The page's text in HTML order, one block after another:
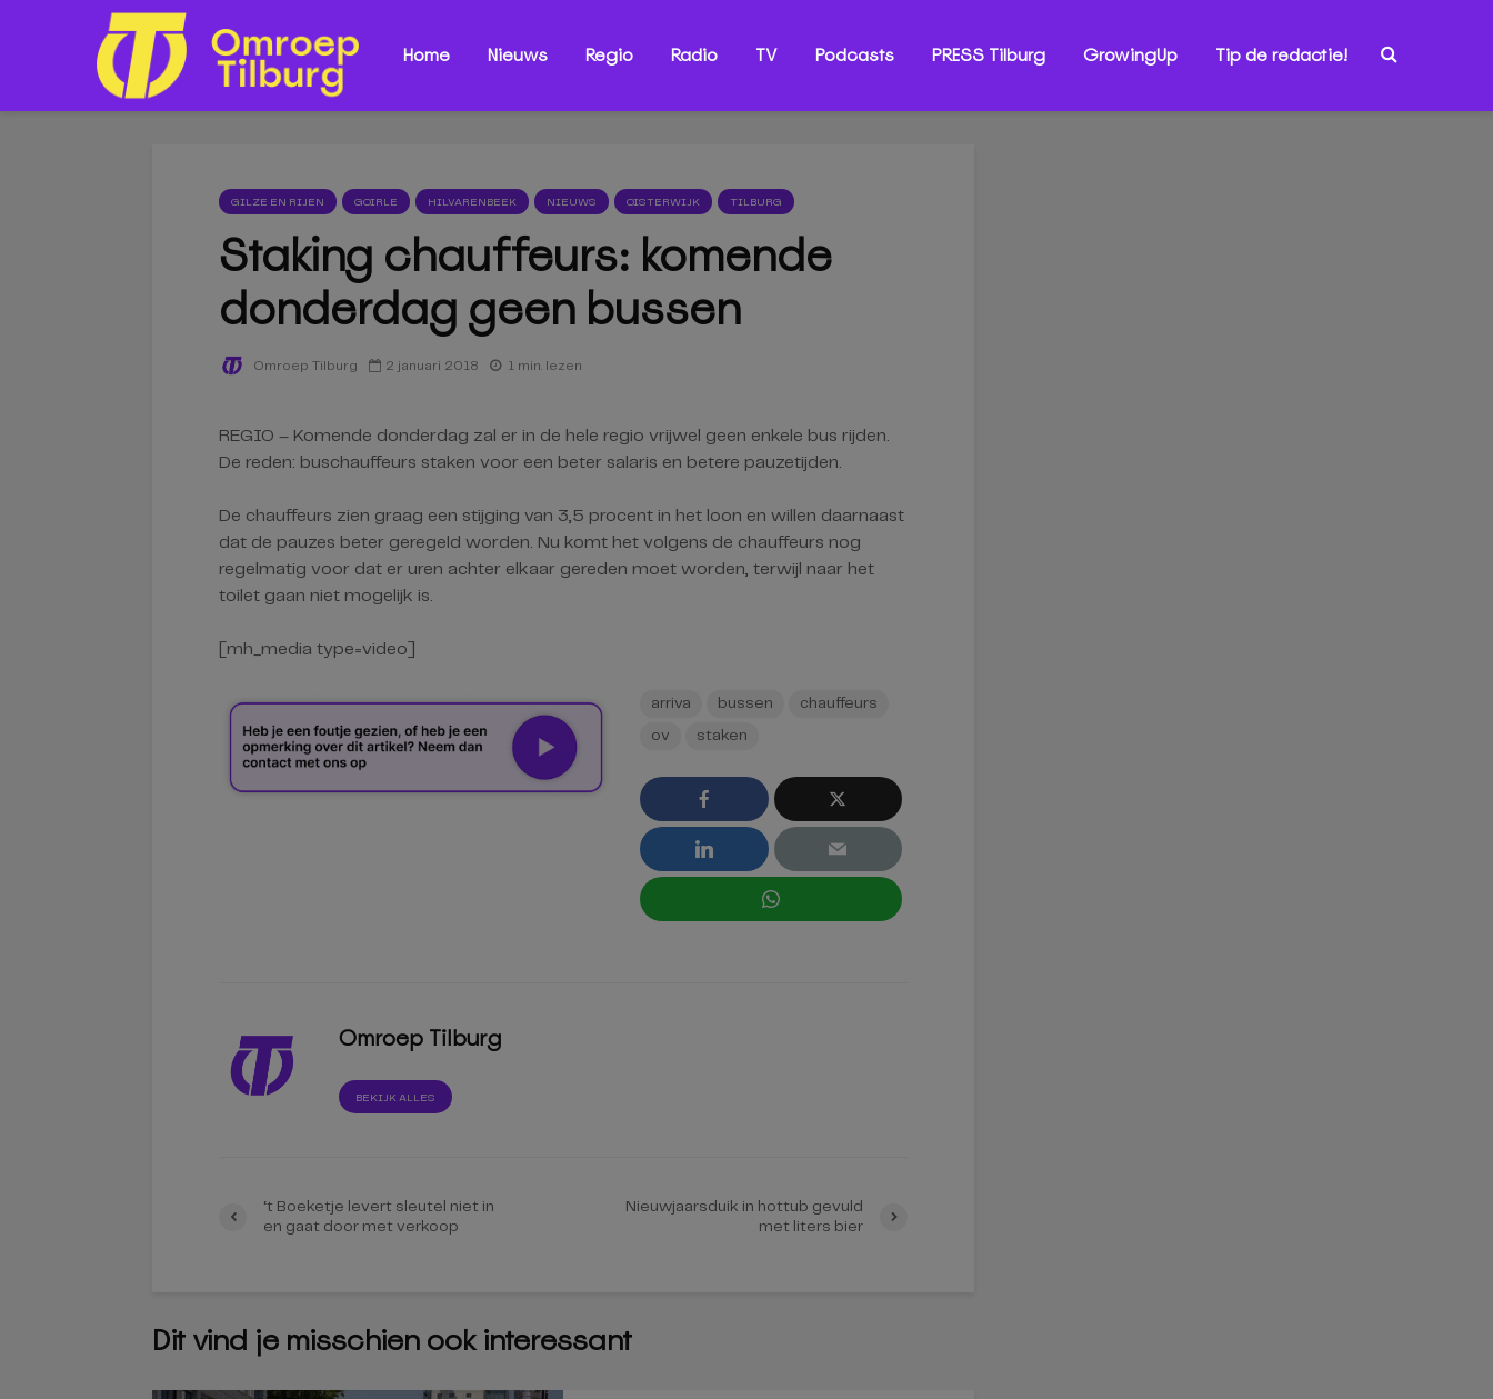
Home Nieuws Regio Radio TV Podcasts PRESS Tilburg GrowingUp Tip de redactie!
GILZE EN RIJEN GOIRLE HILVARENBEEK NIEUWS OISTERWIJK TILBURG
Staking chauffeurs: komende
donderdag geen bussen
Omroep Tilburg 2 januari 2018 1 min. lezen
REGIO – Komende donderdag zal er in de hele regio vrijwel geen enkele bus rijden.
De reden: buschauffeurs staken voor een beter salaris en betere pauzetijden.
De chauffeurs zien graag een stijging van 3,5 procent in het loon en willen daarnaast
dat de pauzes beter geregeld worden. Nu komt het volgens de chauffeurs nog
regelmatig voor dat er uren achter elkaar gereden moet worden, terwijl naar het
toilet gaan niet mogelijk is.
[mh_media type=video]
arriva bussen chauffeurs
ov staken
Omroep Tilburg
BEKIJK ALLES
‘t Boeketje levert sleutel niet in
en gaat door met verkoop
Nieuwjaarsduik in hottub gevuld
met liters bier
Dit vind je misschien ook interessant